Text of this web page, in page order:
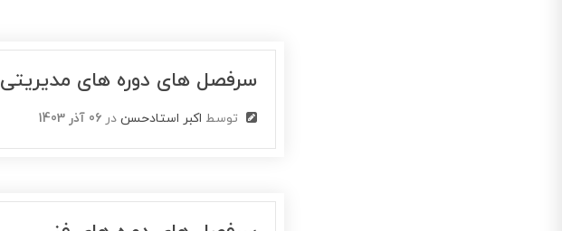
سرفصل های دوره های مدیریتی
توسط اکبر استادحسن در 06 آذر 1403